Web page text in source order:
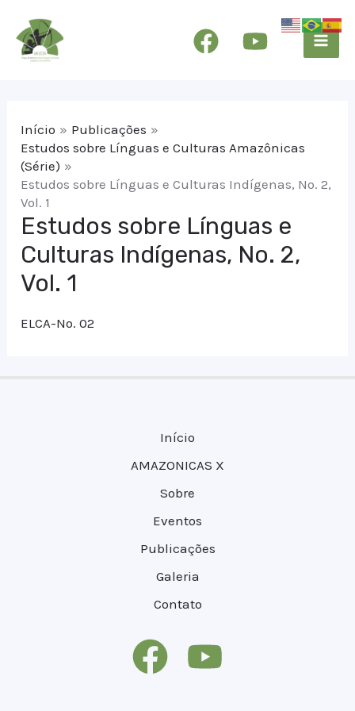
para
Main
Início
Publicações
Estudos sobre Línguas e Culturas Amazônicas
(Série)
Estudos sobre Línguas e Culturas Indígenas, No. 2,
Vol. 1
Estudos sobre Línguas e
Culturas Indígenas, No. 2,
Vol. 1
ELCA-No. 02
Início
AMAZONICAS X
Sobre
Eventos
Publicações
Galeria
Contato